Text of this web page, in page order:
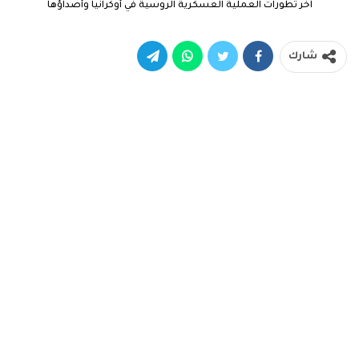
آخر تطورات العملية العسكرية الروسية في أوكرانيا وأصداؤها
شارك